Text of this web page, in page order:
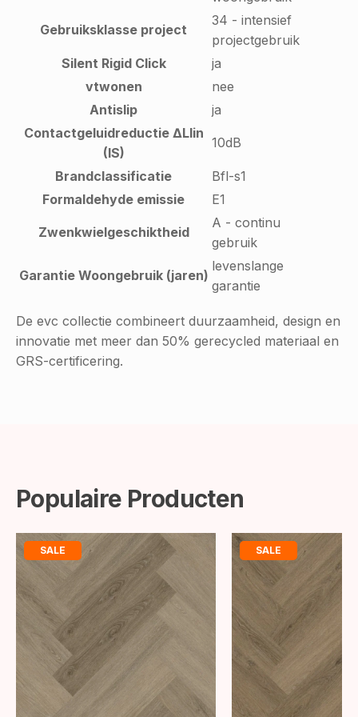
Gebruiksklasse project
34 - intensief
projectgebruik
Silent Rigid Click
ja
vtwonen
nee
Antislip
ja
Contactgeluidreductie ∆Llin
(IS)
10dB
Brandclassificatie
Bfl-s1
Formaldehyde emissie
E1
Zwenkwielgeschiktheid
A - continu
gebruik
Garantie Woongebruik (jaren)
levenslange
garantie
De evc collectie combineert duurzaamheid, design en
innovatie met meer dan 50% gerecycled materiaal en
GRS-certificering.
Populaire Producten
SALE SALE